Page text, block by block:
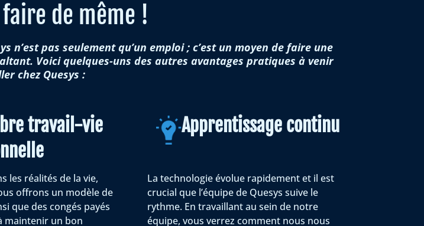
de même !
n’est pas seulement qu’un emploi ; c’est un moyen de faire une
Voici quelques-uns des autres avantages pratiques à venir
chez Quesys :
travail-vie
Apprentissage continu
les réalités de la vie,
offrons un modèle de
que des congés payés
maintenir un bon
La technologie évolue rapidement et il est
crucial que l’équipe de Quesys suive le
rythme. En travaillant au sein de notre
équipe, vous verrez comment nous nous